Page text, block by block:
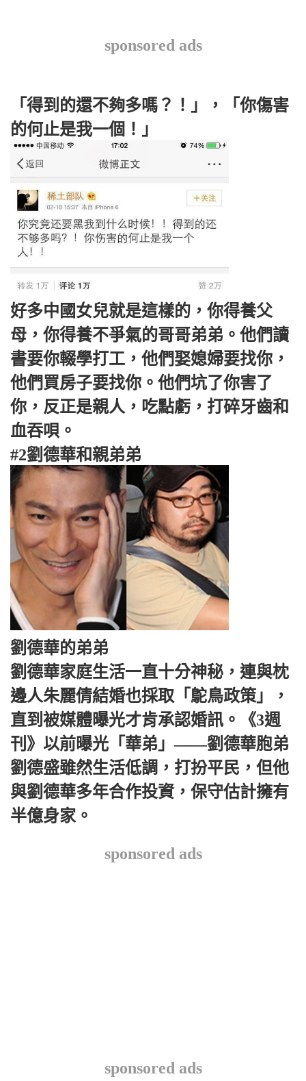
sponsored ads
「得到的還不夠多嗎？！」，「你傷害
的何止是我一個！」
好多中國女兒就是這樣的，你得養父
母，你得養不爭氣的哥哥弟弟。他們讀
書要你輟學打工，他們娶媳婦要找你，
他們買房子要找你。他們坑了你害了
你，反正是親人，吃點虧，打碎牙齒和
血吞唄。
#2劉德華和親弟弟
劉德華的弟弟
劉德華家庭生活一直十分神秘，連與枕
邊人朱麗倩結婚也採取「鴕鳥政策」，
直到被媒體曝光才肯承認婚訊。《3週
刊》以前曝光「華弟」——劉德華胞弟
劉德盛雖然生活低調，打扮平民，但他
與劉德華多年合作投資，保守估計擁有
半億身家。
sponsored ads
sponsored ads